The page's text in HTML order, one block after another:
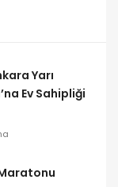
Yarı
Ev Sahipliği
Maratonu